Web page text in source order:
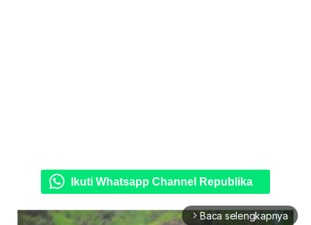
Ikuti Whatsapp Channel Republika
arrow_forward_ios Baca selengkapnya